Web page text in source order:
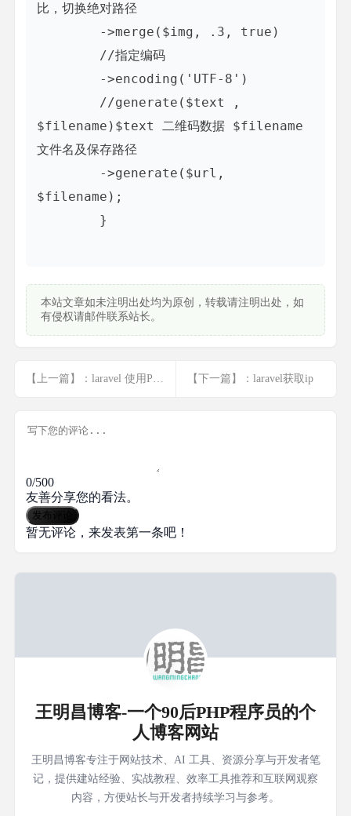
比，切换绝对路径
->merge($img, .3, true)
//指定编码
->encoding('UTF-8')
//generate($text ,
$filename)$text 二维码数据 $filename
文件名及保存路径
->generate($url,
$filename);
本站文章如未注明出处均为原创，转载请注明出处，如
有侵权请邮件联系站长。
【上一篇】：laravel 使用PHPmailer扩展 【下一篇】：laravel获取ip
0/500
友善分享您的看法。
发布评论
暂无评论，来发表第一条吧！
王明昌博客-一个90后PHP程序员的个
人博客网站
王明昌博客专注于网站技术、AI 工具、资源分享与开发者笔
记，提供建站经验、实战教程、效率工具推荐和互联网观察
内容，方便站长与开发者持续学习与参考。